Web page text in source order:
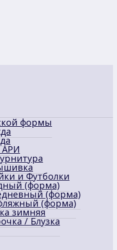
формы
АРИ
и Футболки
(форма)
(форма)
(форма)
зимняя
/ Блузка